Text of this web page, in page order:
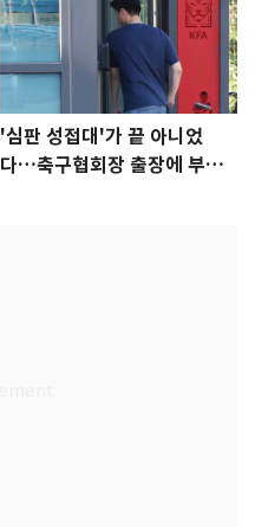
'심판 성접대'가 끝 아니었
다…축구협회장 출장에 부인